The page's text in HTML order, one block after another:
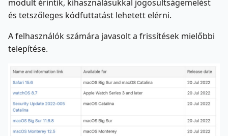
modult érintik, kihasználásukkal jogosultságemelést
és tetszőleges kódfuttatást lehetett elérni.
A felhasználók számára javasolt a frissítések mielőbbi
telepítése.